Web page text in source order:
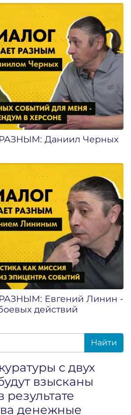
Даниил Черных
Евгений Линин -
действий
Найти
с двух
взысканы
денежные